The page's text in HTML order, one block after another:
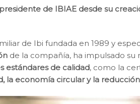
de IBIAE desde su
de Ibi fundada en 1989 y
de la compañía, ha impulsado
estándares de calidad, como la
la economía circular y la